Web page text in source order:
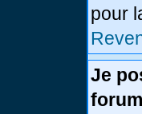
pour
Je